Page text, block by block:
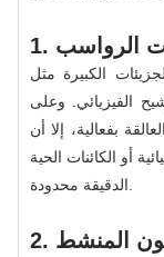
الكبيرة مثل
الفيزيائي. وعلى
بفعالية، إلا أن
أو الكائنات الحية